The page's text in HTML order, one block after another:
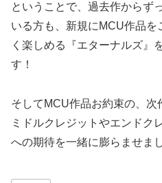
ということで、過去作からず
いる方も、新規にMCU作品を
く楽しめる『エターナルズ』
す！
そしてMCU作品お約束の、次
ミドルクレジットやエンドク
への期待を一緒に膨らませま